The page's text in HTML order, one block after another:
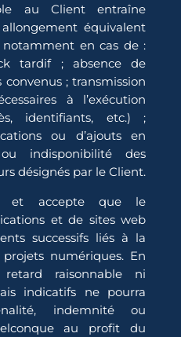
au Client entraîne
équivalent
notamment en cas de :
tardif ; absence de
convenus ; transmission
à l’exécution
identifiants, etc.) ;
ou d’ajouts en
indisponibilité des
désignés par le Client.
et accepte que le
et de sites web
successifs liés à la
numériques. En
retard raisonnable ni
indicatifs ne pourra
indemnité ou
au profit du